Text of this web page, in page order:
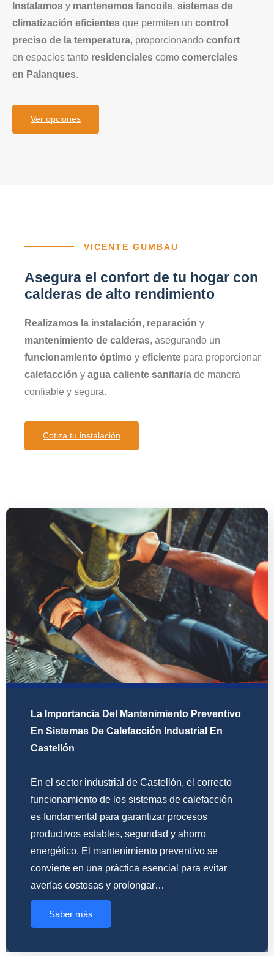
Instalamos y mantenemos fancoils, sistemas de
climatización eficientes que permiten un control
preciso de la temperatura, proporcionando confort
en espacios tanto residenciales como comerciales
en Palanques.
Ver opciones
VICENTE GUMBAU
Asegura el confort de tu hogar con
calderas de alto rendimiento
Realizamos la instalación, reparación y
mantenimiento de calderas, asegurando un
funcionamiento óptimo y eficiente para proporcionar
calefacción y agua caliente sanitaria de manera
confiable y segura.
Cotiza tu instalación
La Importancia Del Mantenimiento Preventivo
En Sistemas De Calefacción Industrial En
Castellón
En el sector industrial de Castellón, el correcto
funcionamiento de los sistemas de calefacción
es fundamental para garantizar procesos
productivos estables, seguridad y ahorro
energético. El mantenimiento preventivo se
convierte en una práctica esencial para evitar
averías costosas y prolongar…
Saber más